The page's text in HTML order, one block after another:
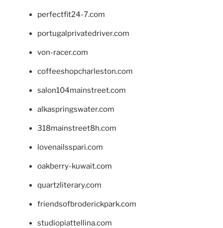
perfectfit24-7.com
portugalprivatedriver.com
von-racer.com
coffeeshopcharleston.com
salon104mainstreet.com
alkaspringswater.com
318mainstreet8h.com
lovenailsspari.com
oakberry-kuwait.com
quartzliterary.com
friendsofbroderickpark.com
studiopiattellina.com